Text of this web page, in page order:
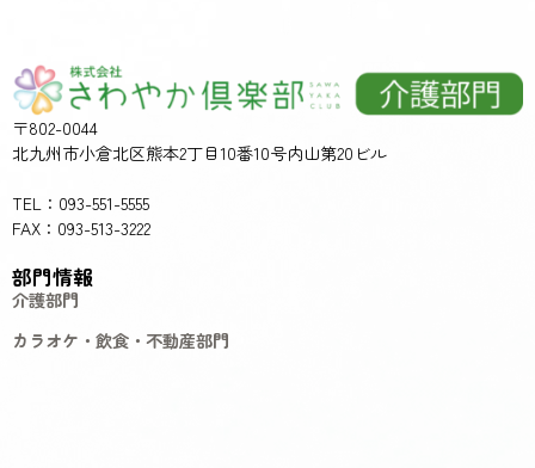
〒802-0044
北九州市小倉北区熊本2丁目10番10号内山第20ビル
TEL：093-551-5555
FAX：093-513-3222
部門情報
介護部門
カラオケ・飲食・不動産部門